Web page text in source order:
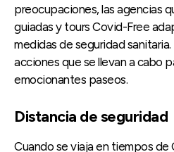
preocupaciones, las agencias
guiadas y tours Covid-Free
medidas de seguridad sanitaria.
acciones que se llevan a cabo
emocionantes paseos.
Distancia de seguridad
Cuando se viaja en tiempos de